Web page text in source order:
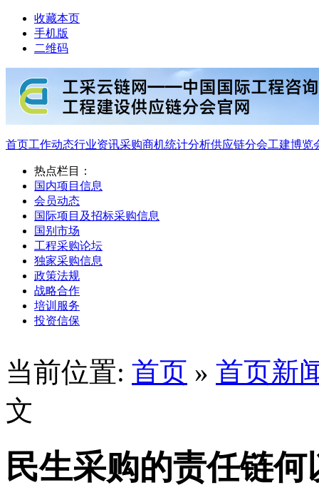
收藏本页
手机版
二维码
首页工作动态行业资讯采购商机统计分析供应链分会工建博览
热点栏目：
国内项目信息
会员动态
国际项目及招标采购信息
国别市场
工程采购论坛
独家采购信息
政策法规
战略合作
培训服务
投资信保
当前位置: 首页 » 首页新
文
民生采购的责任链何